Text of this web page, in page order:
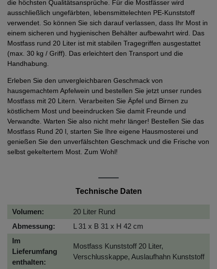
die höchsten Qualitätsansprüche. Für die Mostfässer wird
ausschließlich ungefärbten, lebensmittelechten PE-Kunststoff
verwendet. So können Sie sich darauf verlassen, dass Ihr Most in
einem sicheren und hygienischen Behälter aufbewahrt wird. Das
Mostfass rund 20 Liter ist mit stabilen Tragegriffen ausgestattet
(max. 30 kg / Griff). Das erleichtert den Transport und die
Handhabung.
Erleben Sie den unvergleichbaren Geschmack von
hausgemachtem Apfelwein und bestellen Sie jetzt unser rundes
Mostfass mit 20 Litern. Verarbeiten Sie Äpfel und Birnen zu
köstlichem Most und beeindrucken Sie damit Freunde und
Verwandte. Warten Sie also nicht mehr länger! Bestellen Sie das
Mostfass Rund 20 l, starten Sie Ihre eigene Hausmosterei und
genießen Sie den unverfälschten Geschmack und die Frische von
selbst gekeltertem Most. Zum Wohl!
Technische Daten
Volumen:
20 Liter Rund
Abmessung:
L 31 x B 31 x H 42 cm
Im
Lieferumfang
enthalten:
Mostfass Kunststoff 20 Liter,
Verschlusskappe, Auslaufhahn Kunststoff